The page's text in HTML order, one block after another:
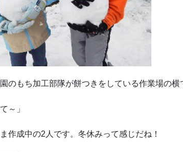
のもち加工部隊が餅つきをしている作業場の横
～」
作成中の2人です。冬休みって感じだね！